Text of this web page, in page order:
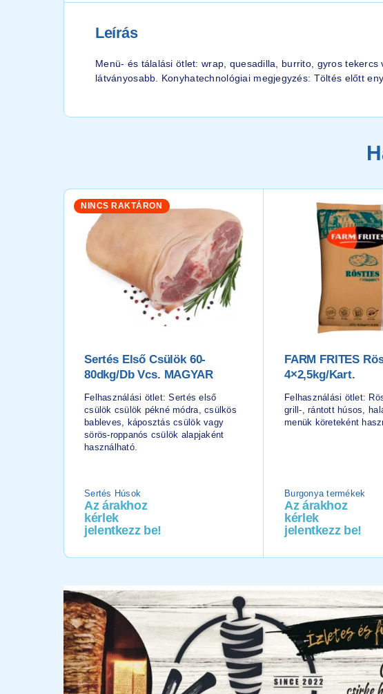
Leírás
Menü- és tálalási ötlet: wrap, quesadilla, burrito, gyros
látványosabb. Konyhatechnológiai megjegyzés: Töltés előtt
NINCS RAKTÁRON
Sertés Első Csülök 60-
80dkg/db Vcs. MAGYAR
Felhasználási ötlet: Sertés első
csülök csülök pékné módra, csülkös
bableves, káposztás csülök vagy
sörös-roppanós csülök alapjaként
használható.
Sertés Húsok
Az árakhoz
kérlek
jelentkezz be!
FARM FRITES
4×2,5kg/kart.
Felhasználási ötlet:
grill-, rántott húsos,
menük köreteként
Burgonya termékek
Az árakhoz
kérlek
jelentkezz be!